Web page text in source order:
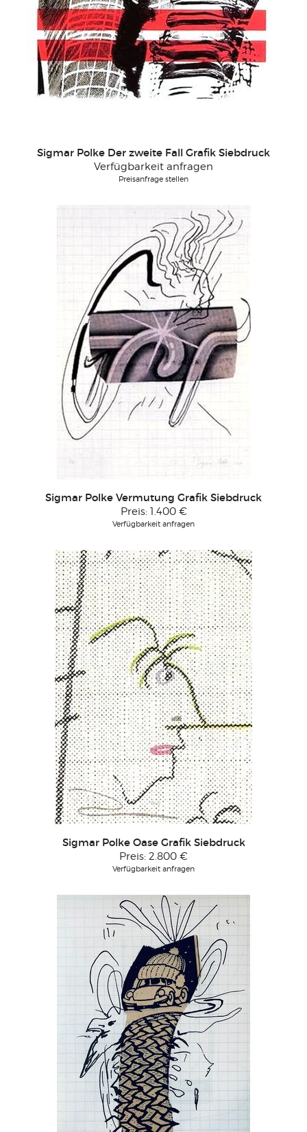
Sigmar Polke Der zweite Fall Grafik Siebdruck
Verfügbarkeit anfragen
Preisanfrage stellen
Sigmar Polke Vermutung Grafik Siebdruck
Preis: 1.400 €
Verfügbarkeit anfragen
Sigmar Polke Oase Grafik Siebdruck
Preis: 2.800 €
Verfügbarkeit anfragen